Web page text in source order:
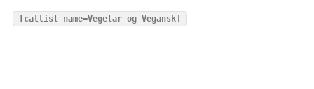
[catlist name=Vegetar og Vegansk]